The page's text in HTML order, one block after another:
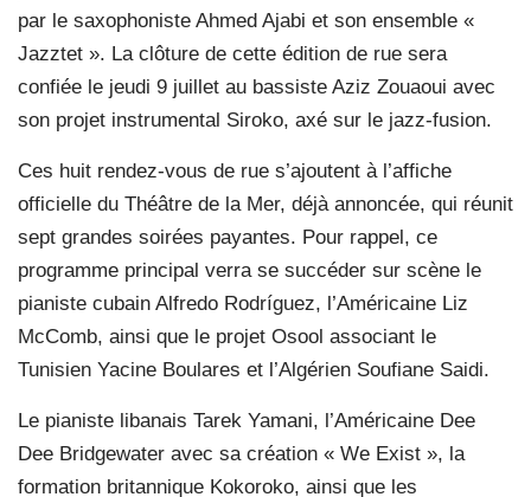
par le saxophoniste Ahmed Ajabi et son ensemble «
Jazztet ». La clôture de cette édition de rue sera
confiée le jeudi 9 juillet au bassiste Aziz Zouaoui avec
son projet instrumental Siroko, axé sur le jazz-fusion.
Ces huit rendez-vous de rue s’ajoutent à l’affiche
officielle du Théâtre de la Mer, déjà annoncée, qui réunit
sept grandes soirées payantes. Pour rappel, ce
programme principal verra se succéder sur scène le
pianiste cubain Alfredo Rodríguez, l’Américaine Liz
McComb, ainsi que le projet Osool associant le
Tunisien Yacine Boulares et l’Algérien Soufiane Saidi.
Le pianiste libanais Tarek Yamani, l’Américaine Dee
Dee Bridgewater avec sa création « We Exist », la
formation britannique Kokoroko, ainsi que les